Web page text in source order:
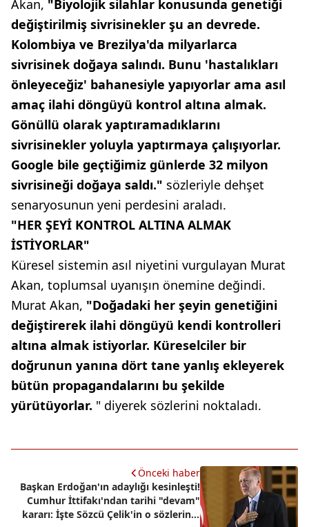
Akan, "Biyolojik silahlar konusunda genetiği
değiştirilmiş sivrisinekler şu an devrede.
Kolombiya ve Brezilya'da milyarlarca
sivrisinek doğaya salındı. Bunu 'hastalıkları
önleyeceğiz' bahanesiyle yapıyorlar ama asıl
amaç ilahi döngüyü kontrol altına almak.
Gönüllü olarak yaptıramadıklarını
sivrisinekler yoluyla yaptırmaya çalışıyorlar.
Google bile geçtiğimiz günlerde 32 milyon
sivrisineği doğaya saldı." sözleriyle dehşet
senaryosunun yeni perdesini araladı.
"HER ŞEYİ KONTROL ALTINA ALMAK
İSTİYORLAR"
Küresel sistemin asıl niyetini vurgulayan Murat
Akan, toplumsal uyanışın önemine değindi.
Murat Akan, "Doğadaki her şeyin genetiğini
değiştirerek ilahi döngüyü kendi kontrolleri
altına almak istiyorlar. Küreselciler bir
doğrunun yanına dört tane yanlış ekleyerek
bütün propagandalarını bu şekilde
yürütüyorlar. " diyerek sözlerini noktaladı.
Önceki haber
Başkan Erdoğan'ın adaylığı kesinleşti!
Cumhur İttifakı'ndan tarihi "devam"
kararı: İşte Sözcü Çelik'in o sözlerinin